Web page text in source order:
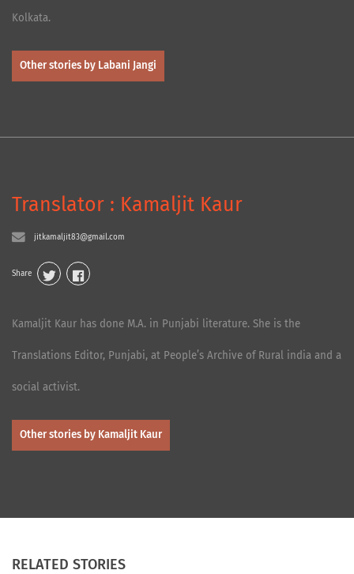
Kolkata.
Other stories by Labani Jangi
Translator : Kamaljit Kaur
jitkamaljit83@gmail.com
Share
Kamaljit Kaur has done M.A. in Punjabi literature. She is the
Translations Editor, Punjabi, at People’s Archive of Rural india and a
social activist.
Other stories by Kamaljit Kaur
RELATED STORIES